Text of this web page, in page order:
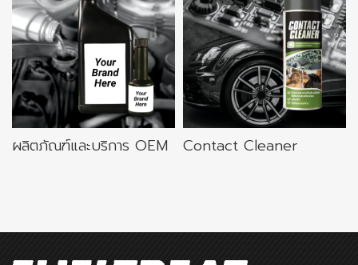
ผลิตภัณฑ์และบริการ OEM Contact Cleaner